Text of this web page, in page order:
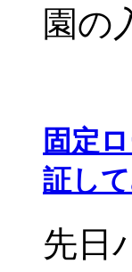
園の
固定
証し
先日